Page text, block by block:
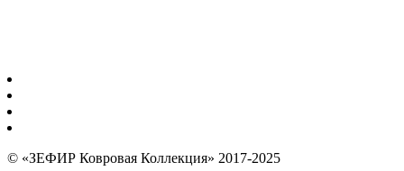
© «ЗЕФИР Ковровая Коллекция» 2017-2025